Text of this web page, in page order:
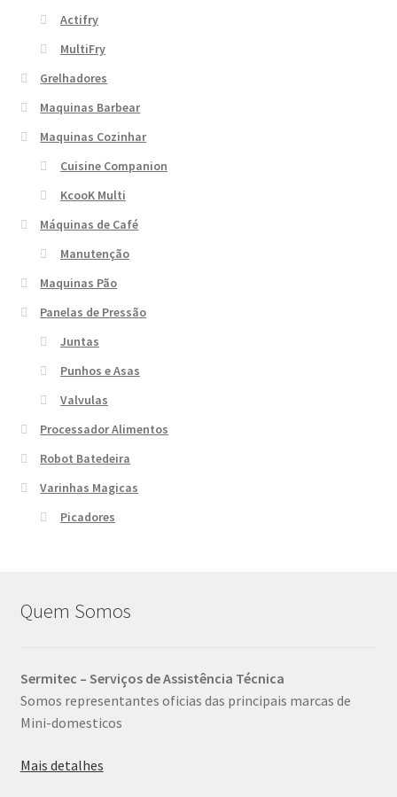
Actifry
MultiFry
Grelhadores
Maquinas Barbear
Maquinas Cozinhar
Cuisine Companion
KcooK Multi
Máquinas de Café
Manutenção
Maquinas Pão
Panelas de Pressão
Juntas
Punhos e Asas
Valvulas
Processador Alimentos
Robot Batedeira
Varinhas Magicas
Picadores
Quem Somos
Sermitec – Serviços de Assistência Técnica
Somos representantes oficias das principais marcas de
Mini-domesticos
Mais detalhes